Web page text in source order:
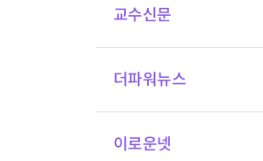
교수신문
더파워뉴스
이로운넷